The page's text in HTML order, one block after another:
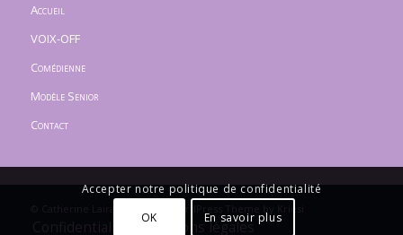
Accueil
VOIX-OFF
Comédienne
Modèle Senior
Contact
© Catherine Lairaud - Enfold WordPress Theme by Kriesi
Confidentialité / Mentions légales
Accepter notre politique de confidentialité
OK
En savoir plus